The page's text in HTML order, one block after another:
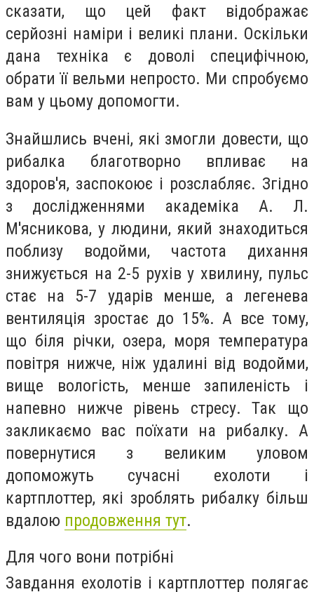
сказати, що цей факт відображає
серйозні наміри і великі плани. Оскільки
дана техніка є доволі специфічною,
обрати її вельми непросто. Ми спробуємо
вам у цьому допомогти.
Знайшлись вчені, які змогли довести, що
рибалка благотворно впливає на
здоров'я, заспокоює і розслабляє. Згідно
з дослідженнями академіка А. Л.
М'ясникова, у людини, який знаходиться
поблизу водойми, частота дихання
знижується на 2-5 рухів у хвилину, пульс
стає на 5-7 ударів менше, а легенева
вентиляція зростає до 15%. А все тому,
що біля річки, озера, моря температура
повітря нижче, ніж удалині від водойми,
вище вологість, менше запиленість і
напевно нижче рівень стресу. Так що
закликаємо вас поїхати на рибалку. А
повернутися з великим уловом
допоможуть сучасні ехолоти і
картплоттер, які зроблять рибалку більш
вдалою продовження тут.
Для чого вони потрібні
Завдання ехолотів і картплоттер полягає